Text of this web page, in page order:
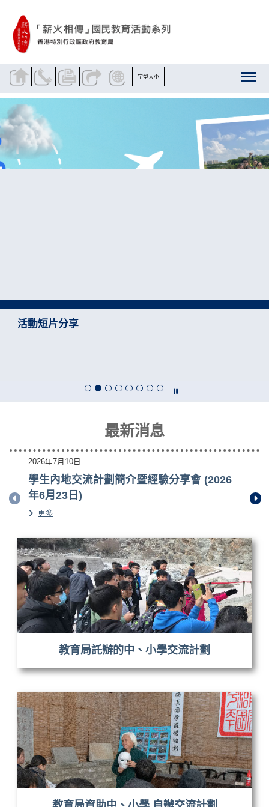
字型大小
活動短片分享
最新消息
2026年7月10日
學生內地交流計劃簡介暨經驗分享會 (2026
年6月23日)
學生內地交流計劃簡介暨經驗分享會 (2026年6月23日)的
更多
Previous item Next
教育局託辦的中、小學交流計劃